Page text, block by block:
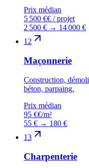
Prix médian
5 500 €€ / projet
2 500 € → 14 000 €
12
Maçonnerie
Construction,
béton, parpaing.
Prix médian
95 €€/m²
55 € → 180 €
13
Charpenterie